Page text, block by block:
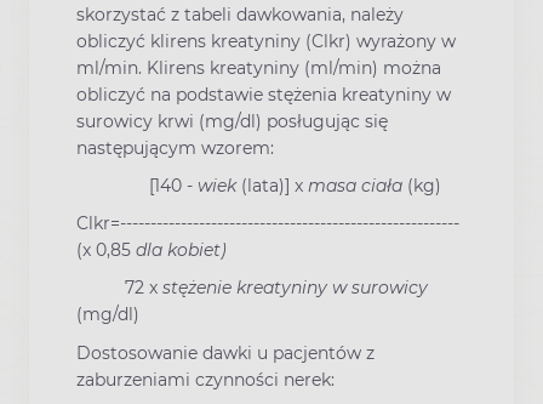
skorzystać z tabeli dawkowania, należy
obliczyć klirens kreatyniny (Clkr) wyrażony w
ml/min. Klirens kreatyniny (ml/min) można
obliczyć na podstawie stężenia kreatyniny w
surowicy krwi (mg/dl) posługując się
następującym wzorem:
[140 - wiek(lata)] x masa ciała (kg)
Clkr=--------------------------------------------------------
(x 0,85 dla kobiet)
72 x stężenie kreatyniny w surowicy
(mg/dl)
Dostosowanie dawki u pacjentów z
zaburzeniami czynności nerek: